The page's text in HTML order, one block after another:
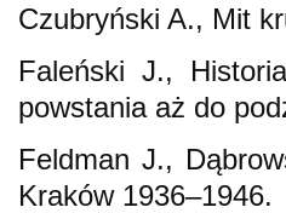
Czubryński A., Mit
Faleński J.,
powstania aż do
Feldman J.,
Kraków 1936–1946.